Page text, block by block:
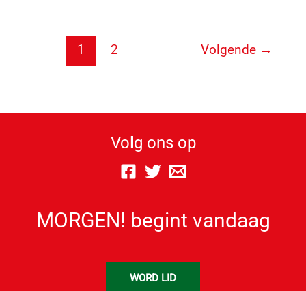
1 2 Volgende →
Volg ons op
MORGEN! begint vandaag
WORD LID